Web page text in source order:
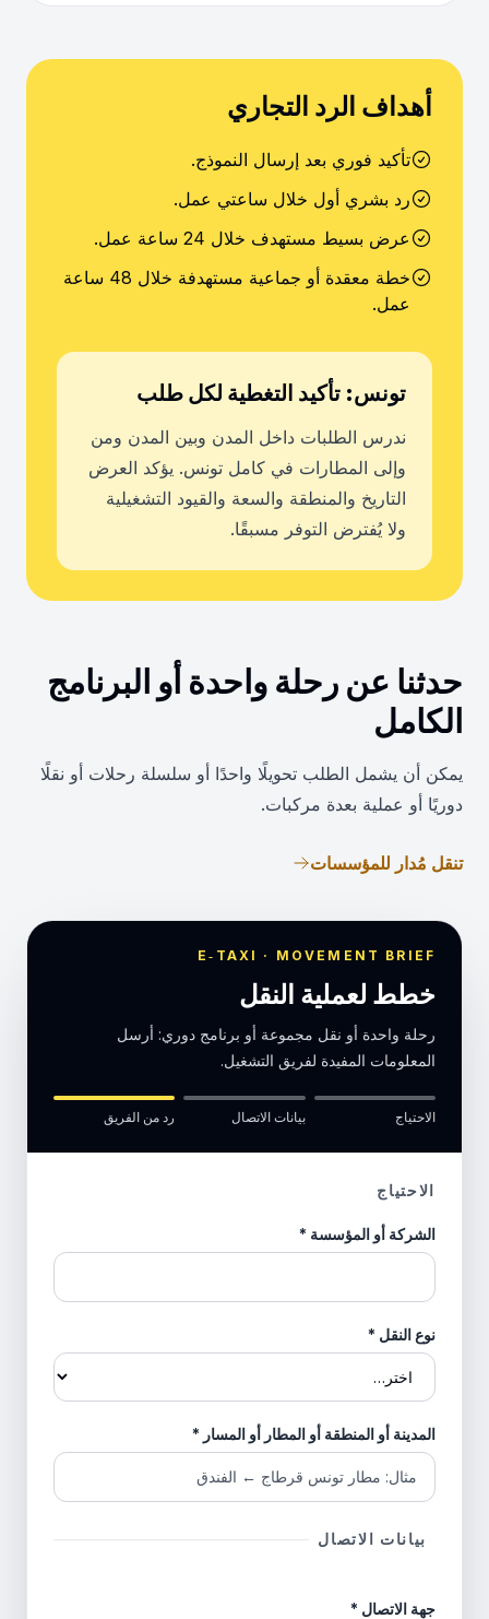
أهداف الرد التجاري
تأكيد فوري بعد إرسال النموذج.
رد بشري أول خلال ساعتي عمل.
عرض بسيط مستهدف خلال 24 ساعة عمل.
خطة معقدة أو جماعية مستهدفة خلال 48 ساعة
عمل.
تونس: تأكيد التغطية لكل طلب
ندرس الطلبات داخل المدن وبين المدن ومن
وإلى المطارات في كامل تونس. يؤكد العرض
التاريخ والمنطقة والسعة والقيود التشغيلية
ولا يُفترض التوفر مسبقًا.
حدثنا عن رحلة واحدة أو البرنامج
الكامل
يمكن أن يشمل الطلب تحويلًا واحدًا أو سلسلة رحلات أو نقلًا
دوريًا أو عملية بعدة مركبات.
تنقل مُدار للمؤسسات
E‑TAXI · MOVEMENT BRIEF
خطط لعملية النقل
رحلة واحدة أو نقل مجموعة أو برنامج دوري: أرسل
المعلومات المفيدة لفريق التشغيل.
الاحتياج بيانات الاتصال رد من الفريق
الاحتياج
الشركة أو المؤسسة *
نوع النقل *
المدينة أو المنطقة أو المطار أو المسار *
بيانات الاتصال
جهة الاتصال *